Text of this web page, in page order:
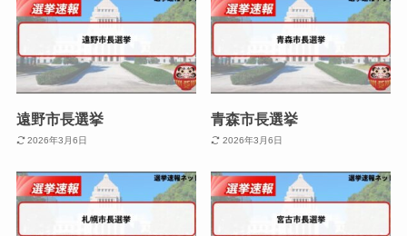
遠野市長選挙
2026年3月6日
青森市長選挙
2026年3月6日